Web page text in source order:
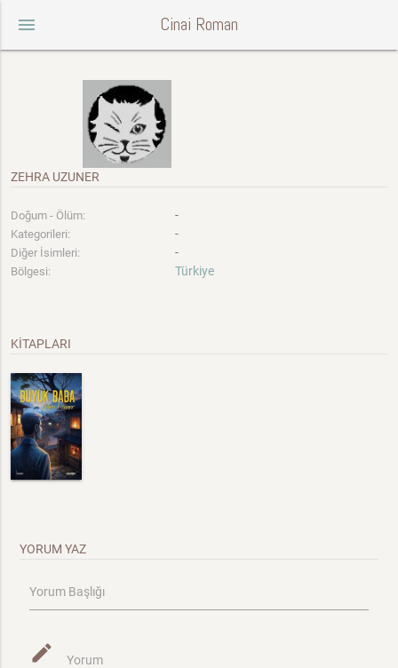
menu Cinai Roman
ZEHRA UZUNER
Doğum - Ölüm: -
Kategorileri: -
Diğer İsimleri: -
Bölgesi: Türkiye
KİTAPLARI
YORUM YAZ
Yorum Başlığı
mode_edit Yorum